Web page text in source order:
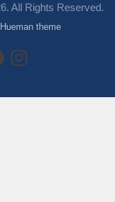
All Rights Reserved.
Hueman theme